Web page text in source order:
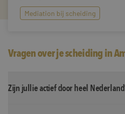
Mediation bij scheiding
Vragen over je scheiding in
Zijn jullie actief door heel